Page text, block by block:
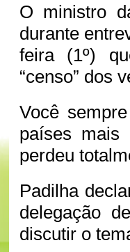
O ministro
durante
feira (1º)
“censo” dos
Você
países mais
perdeu
Padilha
delegação
discutir o